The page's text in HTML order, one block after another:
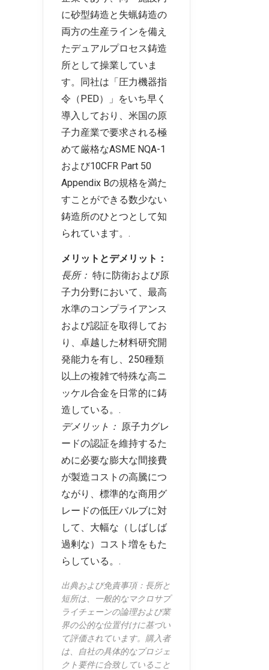
に砂型鋳造と失蝋鋳造の
両方の生産ラインを備え
たデュアルプロセス鋳造
所として操業していま
す。同社は「圧力機器指
令（PED）」をいち早く
導入しており、米国の原
子力産業で要求される極
めて厳格なASME NQA-1
および10CFR Part 50
Appendix Bの規格を満た
すことができる数少ない
鋳造所のひとつとして知
られています。.
メリットとデメリット：
長所： 特に防衛および原
子力分野において、最高
水準のコンプライアンス
および認証を取得してお
り、卓越した材料研究開
発能力を有し、250種類
以上の複雑で特殊な高ニ
ッケル合金を日常的に鋳
造している。.
デメリット： 原子力グレ
ードの認証を維持するた
めに必要な膨大な間接費
が製造コストの高騰につ
ながり、標準的な商用グ
レードの低圧バルブに対
して、大幅な（しばしば
過剰な）コスト増をもた
らしている。.
出典および免責事項：長所と
短所は、一般的なマクロサプ
ライチェーンの論理および業
界の公的な位置付けに基づい
て評価されています。購入者
は、自社の具体的なプロジェ
クト要件に合致していること